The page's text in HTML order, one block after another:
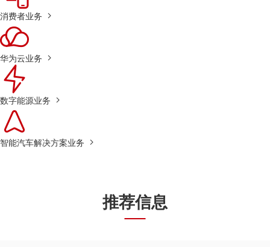
消费者业务
华为云业务
数字能源业务
智能汽车解决方案业务
推荐信息